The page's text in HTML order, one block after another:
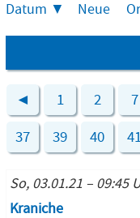
Datum
Neue
◄ 1 2 7
37 39 40
So, 03.01.21 – 09:45
Kraniche